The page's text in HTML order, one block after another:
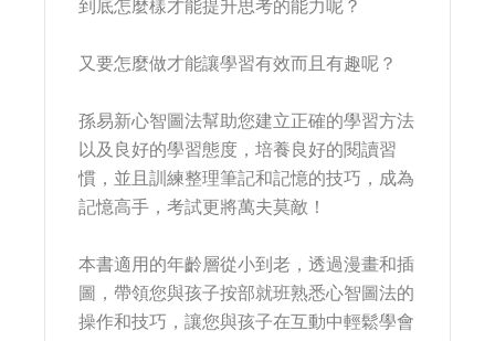
到底怎麼樣才能提升思考的能力呢？
又要怎麼做才能讓學習有效而且有趣呢？
孫易新心智圖法幫助您建立正確的學習方法
以及良好的學習態度，培養良好的閱讀習
慣，並且訓練整理筆記和記憶的技巧，成為
記憶高手，考試更將萬夫莫敵！
本書適用的年齡層從小到老，透過漫畫和插
圖，帶領您與孩子按部就班熟悉心智圖法的
操作和技巧，讓您與孩子在互動中輕鬆學會